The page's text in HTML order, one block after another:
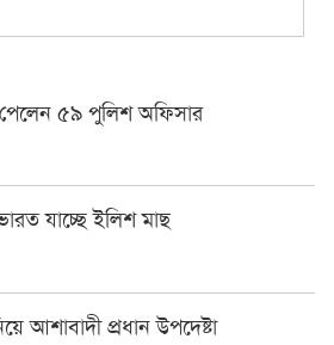
৫৯ পুলিশ অফিসার
যাচ্ছে ইলিশ মাছ
আশাবাদী প্রধান উপদেষ্টা